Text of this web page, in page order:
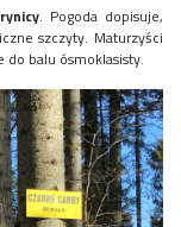
. Pogoda dopisuje,
szczyty. Maturzyści
do balu ósmoklasisty.